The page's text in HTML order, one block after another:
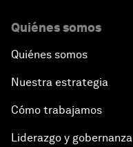
Quiénes somos
Quiénes somos
Nuestra estrategia
Cómo trabajamos
Liderazgo y gobernanza